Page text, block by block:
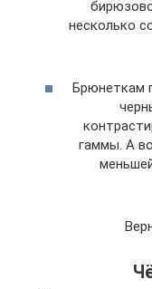
несколько
Брюнеткам
гаммы. А